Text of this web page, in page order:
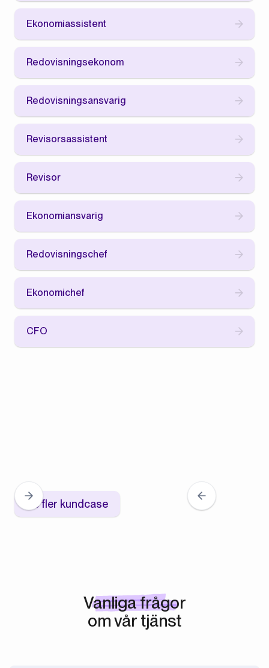
Ekonomiassistent
Redovisningsekonom
Redovisningsansvarig
Revisorsassistent
Revisor
Ekonomiansvarig
Redovisningschef
Ekonomichef
CFO
Se fler kundcase
Vanliga frågor
om vår tjänst